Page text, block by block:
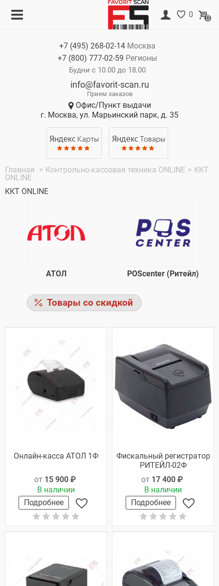
0 0
+7 (495) 268-02-14 Москва
+7 (800) 777-02-59 Регионы
Будни с 10.00 до 18.00
info@favorit-scan.ru
Прием заказов
Офис/Пункт выдачи
г. Москва, ул. Марьинский парк, д. 35
Яндекс Карты Яндекс Товары
Главная > Контрольно-кассовая техника ONLINE > ККТ
ONLINE
ККТ ONLINE
АТОЛ POScenter (Ритейл)
Товары со скидкой
Онлайн-касса АТОЛ 1Ф
от 15 900 ₽
В наличии
Подробнее
Фискальный регистратор
РИТЕЙЛ-02Ф
от 17 400 ₽
В наличии
Подробнее
Корзина
Нет товаров